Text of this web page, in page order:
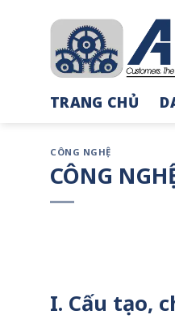
TRANG CHỦ
CÔNG NGHỆ
CÔNG
I. Cấu tạo,